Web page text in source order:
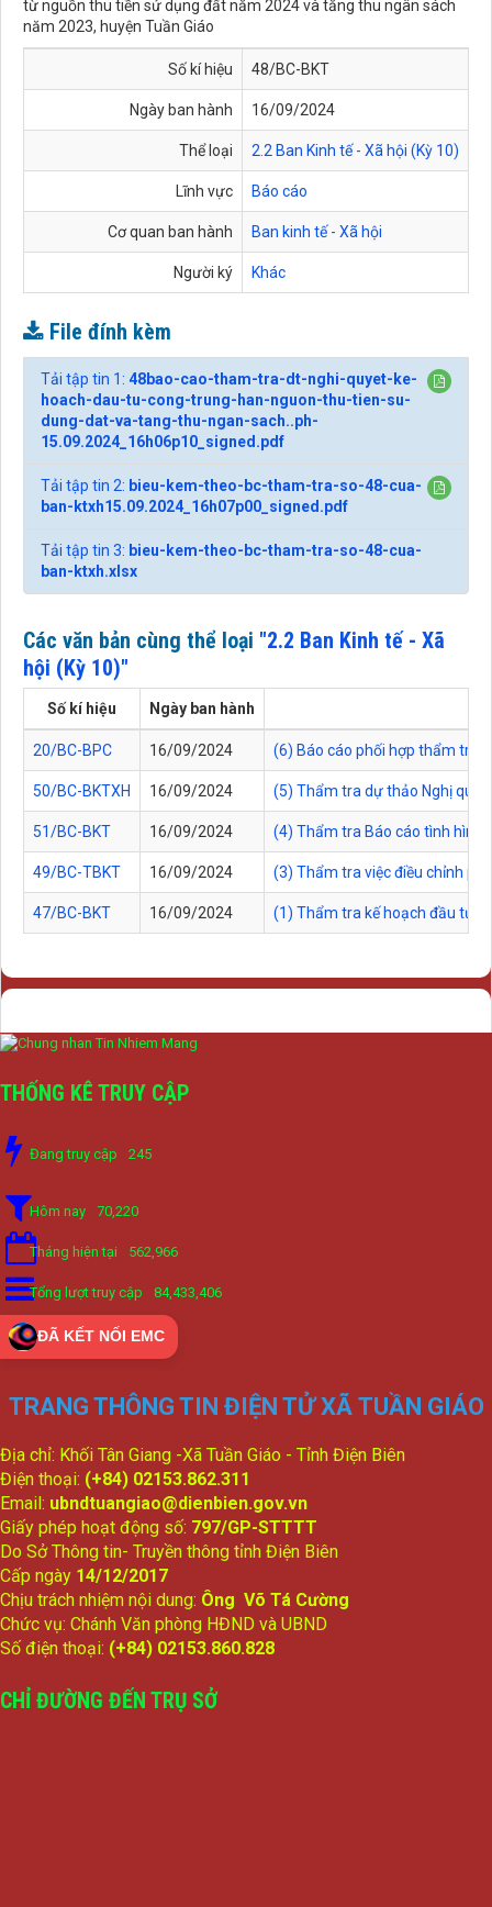
từ nguồn thu tiền sử dụng đất năm 2024 và tăng thu ngân sách
năm 2023, huyện Tuần Giáo
Số kí hiệu 48/BC-BKT
Ngày ban hành 16/09/2024
Thể loại 2.2 Ban Kinh tế - Xã hội (Kỳ 10)
Lĩnh vực Báo cáo
Cơ quan ban hành Ban kinh tế - Xã hội
Người ký Khác
File đính kèm
Tải tập tin 1: 48bao-cao-tham-tra-dt-nghi-quyet-ke-
hoach-dau-tu-cong-trung-han-nguon-thu-tien-su-
dung-dat-va-tang-thu-ngan-sach..ph-
15.09.2024_16h06p10_signed.pdf
Tải tập tin 2: bieu-kem-theo-bc-tham-tra-so-48-cua-
ban-ktxh15.09.2024_16h07p00_signed.pdf
Tải tập tin 3: bieu-kem-theo-bc-tham-tra-so-48-cua-
ban-ktxh.xlsx
Các văn bản cùng thể loại "2.2 Ban Kinh tế - Xã
hội (Kỳ 10)"
Số kí hiệu Ngày ban hành
20/BC-BPC 16/09/2024 (6) Báo cáo phối hợp thẩm tra
50/BC-BKTXH 16/09/2024 (5) Thẩm tra dự thảo Nghị
51/BC-BKT 16/09/2024 (4) Thẩm tra Báo cáo tình hình
49/BC-TBKT 16/09/2024 (3) Thẩm tra việc điều chỉnh
47/BC-BKT 16/09/2024 (1) Thẩm tra kế hoạch đầu tư
THỐNG KÊ TRUY CẬP
Đang truy cập 245
Hôm nay 70,220
Tháng hiện tại 562,966
Tổng lượt truy cập 84,433,406
ĐÃ KẾT NỐI EMC
TRANG THÔNG TIN ĐIỆN TỬ XÃ TUẦN GIÁO
Địa chỉ: Khối Tân Giang -Xã Tuần Giáo - Tỉnh Điện Biên
Điện thoại: (+84) 02153.862.311
Email: ubndtuangiao@dienbien.gov.vn
Giấy phép hoạt động số: 797/GP-STTTT
Do Sở Thông tin- Truyền thông tỉnh Điện Biên
Cấp ngày 14/12/2017
Chịu trách nhiệm nội dung: Ông Võ Tá Cường
Chức vụ: Chánh Văn phòng HĐND và UBND
Số điện thoại: (+84) 02153.860.828
CHỈ ĐƯỜNG ĐẾN TRỤ SỞ